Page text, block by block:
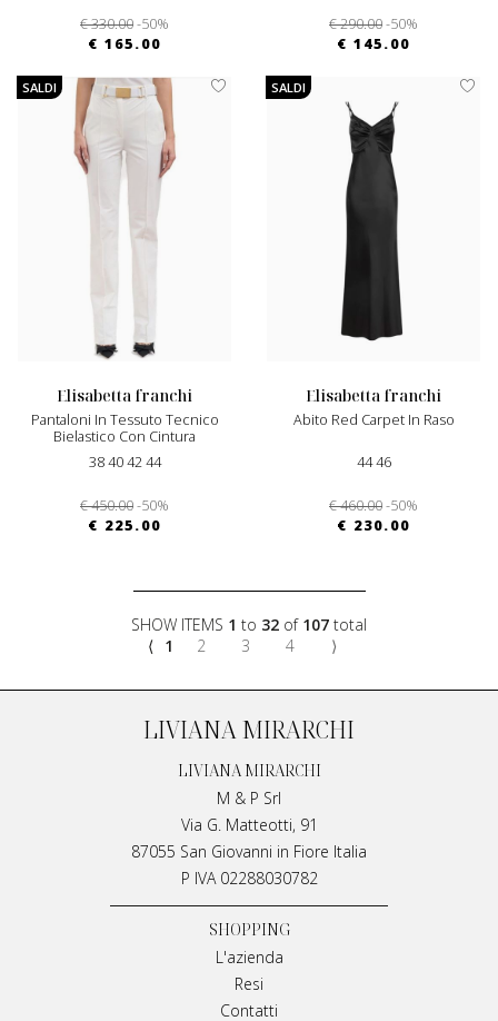
€ 330.00-50%
€ 165.00
€ 290.00-50%
€ 145.00
SALDI
elisabetta franchi
Pantaloni In Tessuto Tecnico
Bielastico Con Cintura
38 40 42 44
€ 450.00-50%
€ 225.00
SALDI
elisabetta franchi
Abito Red Carpet In Raso
44 46
€ 460.00-50%
€ 230.00
SHOW ITEMS 1 to 32 of 107 total
⟨
1 2 3 4 ⟩
LIVIANA MIRARCHI
LIVIANA MIRARCHI
M & P Srl
Via G. Matteotti, 91
87055 San Giovanni in Fiore Italia
P IVA 02288030782
SHOPPING
L'azienda
Resi
Contatti